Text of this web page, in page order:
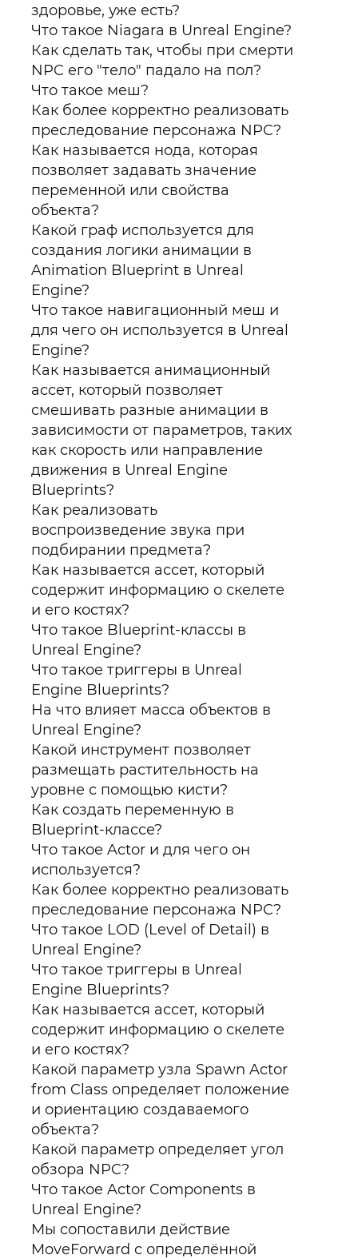
здоровье, уже есть?
Что такое Niagara в Unreal Engine?
Как сделать так, чтобы при смерти
NPC его "тело" падало на пол?
Что такое меш?
Как более корректно реализовать
преследование персонажа NPC?
Как называется нода, которая
позволяет задавать значение
переменной или свойства
объекта?
Какой граф используется для
создания логики анимации в
Animation Blueprint в Unreal
Engine?
Что такое навигационный меш и
для чего он используется в Unreal
Engine?
Как называется анимационный
ассет, который позволяет
смешивать разные анимации в
зависимости от параметров, таких
как скорость или направление
движения в Unreal Engine
Blueprints?
Как реализовать
воспроизведение звука при
подбирании предмета?
Как называется ассет, который
содержит информацию о скелете
и его костях?
Что такое Blueprint-классы в
Unreal Engine?
Что такое триггеры в Unreal
Engine Blueprints?
На что влияет масса объектов в
Unreal Engine?
Какой инструмент позволяет
размещать растительность на
уровне с помощью кисти?
Как создать переменную в
Blueprint-классе?
Что такое Actor и для чего он
используется?
Как более корректно реализовать
преследование персонажа NPC?
Что такое LOD (Level of Detail) в
Unreal Engine?
Что такое триггеры в Unreal
Engine Blueprints?
Как называется ассет, который
содержит информацию о скелете
и его костях?
Какой параметр узла Spawn Actor
from Class определяет положение
и ориентацию создаваемого
объекта?
Какой параметр определяет угол
обзора NPC?
Что такое Actor Components в
Unreal Engine?
Мы сопоставили действие
MoveForward с определённой